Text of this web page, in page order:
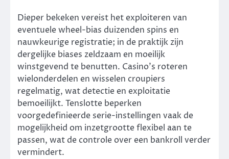
Dieper bekeken vereist het exploiteren van
eventuele wheel-bias duizenden spins en
nauwkeurige registratie; in de praktijk zijn
dergelijke biases zeldzaam en moeilijk
winstgevend te benutten. Casino’s roteren
wielonderdelen en wisselen croupiers
regelmatig, wat detectie en exploitatie
bemoeilijkt. Tenslotte beperken
voorgedefinieerde serie-instellingen vaak de
mogelijkheid om inzetgrootte flexibel aan te
passen, wat de controle over een bankroll verder
vermindert.